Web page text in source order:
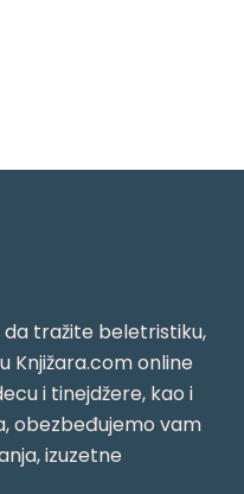
da tražite beletristiku,
Knjižara.com online
i tinejdžere, kao i
obezbeđujemo vam
izuzetne